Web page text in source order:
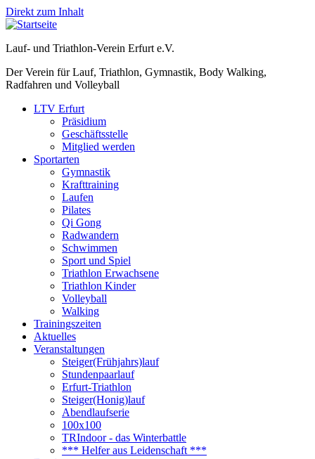
Direkt zum Inhalt
Lauf- und Triathlon-Verein Erfurt e.V.
Der Verein für Lauf, Triathlon, Gymnastik, Body Walking,
Radfahren und Volleyball
LTV Erfurt
Präsidium
Geschäftsstelle
Mitglied werden
Sportarten
Gymnastik
Krafttraining
Laufen
Pilates
Qi Gong
Radwandern
Schwimmen
Sport und Spiel
Triathlon Erwachsene
Triathlon Kinder
Volleyball
Walking
Trainingszeiten
Aktuelles
Veranstaltungen
Steiger(Frühjahrs)lauf
Stundenpaarlauf
Erfurt-Triathlon
Steiger(Honig)lauf
Abendlaufserie
100x100
TRIndoor - das Winterbattle
*** Helfer aus Leidenschaft ***